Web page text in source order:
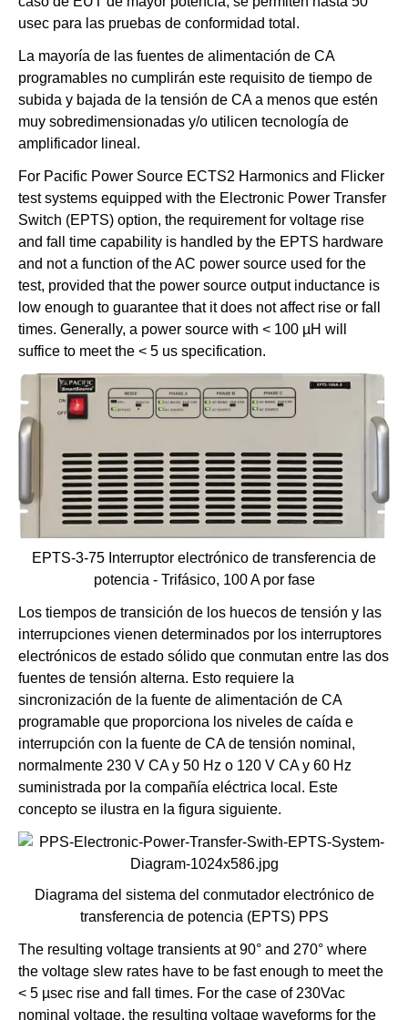
usec para las pruebas de conformidad total.
La mayoría de las fuentes de alimentación de CA
programables no cumplirán este requisito de tiempo de
subida y bajada de la tensión de CA a menos que estén
muy sobredimensionadas y/o utilicen tecnología de
amplificador lineal.
For Pacific Power Source ECTS2 Harmonics and Flicker
test systems equipped with the Electronic Power Transfer
Switch (EPTS) option, the requirement for voltage rise
and fall time capability is handled by the EPTS hardware
and nota function of the AC power source used for the
test, provided that the power source output inductance is
low enough to guarantee that it does not affect rise or fall
times. Generally, a power source with < 100 µH will
suffice to meet the < 5 us specification.
EPTS-3-75 Interruptor electrónico de transferencia de
potencia - Trifásico, 100 A por fase
Los tiempos de transición de los huecos de tensión y las
interrupciones vienen determinados por los interruptores
electrónicos de estado sólido que conmutan entre las dos
fuentes de tensión alterna. Esto requiere la
sincronización de la fuente de alimentación de CA
programable que proporciona los niveles de caída e
interrupción con la fuente de CA de tensión nominal,
normalmente 230 V CA y 50 Hz o 120 V CA y 60 Hz
suministrada por la compañía eléctrica local. Este
concepto se ilustra en la figura siguiente.
Diagrama del sistema del conmutador electrónico de
transferencia de potencia (EPTS) PPS
The resulting voltage transients at 90° and 270° where
the voltage slew rates have to be fast enough to meet the
< 5 µsec rise and fall times. For the case of 230Vac
nominal voltage, the resulting voltage waveforms for the